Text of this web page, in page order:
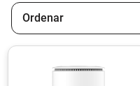
Ordenar